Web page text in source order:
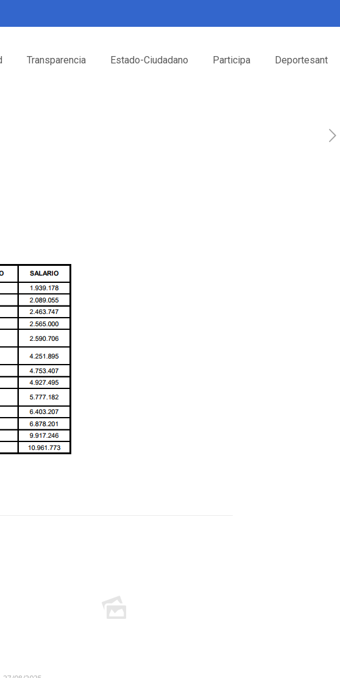
Transparencia Estado-Ciudadano Participa Deportesant